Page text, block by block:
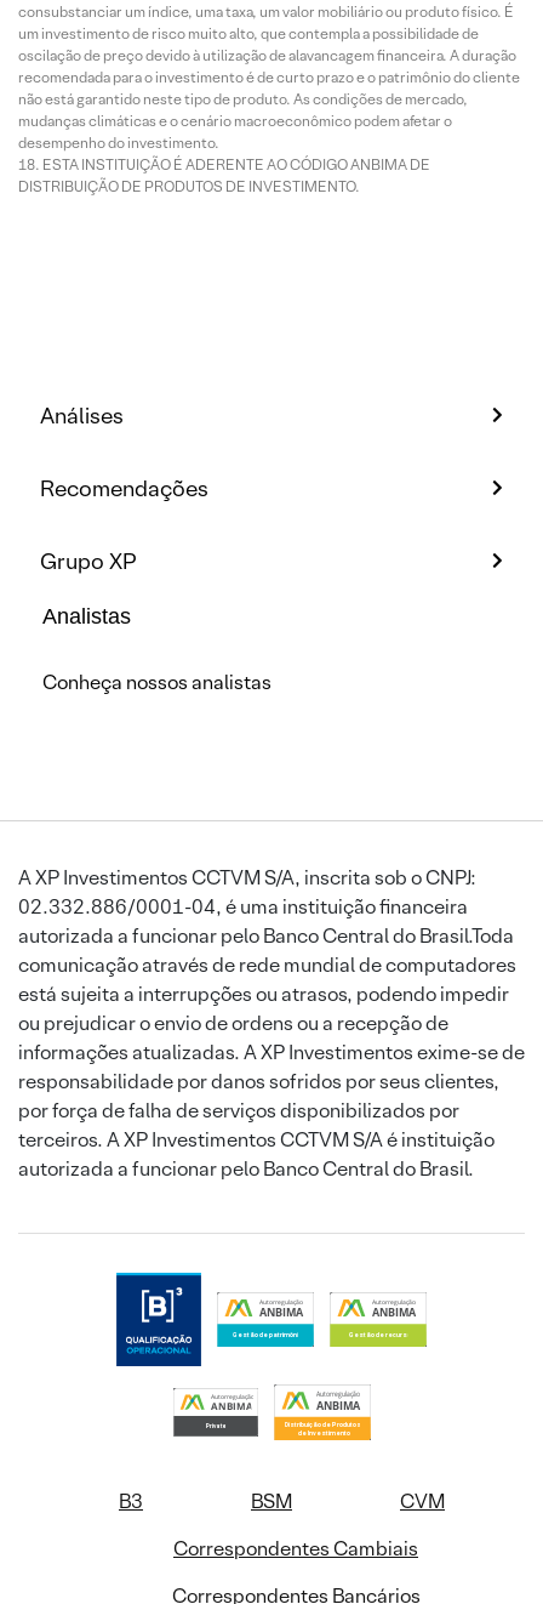
consubstanciar um índice, uma taxa, um valor mobiliário ou produto físico. É
um investimento de risco muito alto, que contempla a possibilidade de
oscilação de preço devido à utilização de alavancagem financeira. A duração
recomendada para o investimento é de curto prazo e o patrimônio do cliente
não está garantido neste tipo de produto. As condições de mercado,
mudanças climáticas e o cenário macroeconômico podem afetar o
desempenho do investimento.
ESTA INSTITUIÇÃO É ADERENTE AO CÓDIGO ANBIMA DE
DISTRIBUIÇÃO DE PRODUTOS DE INVESTIMENTO.
Análises
Recomendações
Grupo XP
Analistas
Conheça nossos analistas
A XP Investimentos CCTVM S/A, inscrita sob o CNPJ:
02.332.886/0001-04, é uma instituição financeira
autorizada a funcionar pelo Banco Central do Brasil.Toda
comunicação através de rede mundial de computadores
está sujeita a interrupções ou atrasos, podendo impedir
ou prejudicar o envio de ordens ou a recepção de
informações atualizadas. A XP Investimentos exime-se de
responsabilidade por danos sofridos por seus clientes,
por força de falha de serviços disponibilizados por
terceiros. A XP Investimentos CCTVM S/A é instituição
autorizada a funcionar pelo Banco Central do Brasil.
B3 BSM
CVM
Correspondentes Cambiais
Correspondentes Bancários